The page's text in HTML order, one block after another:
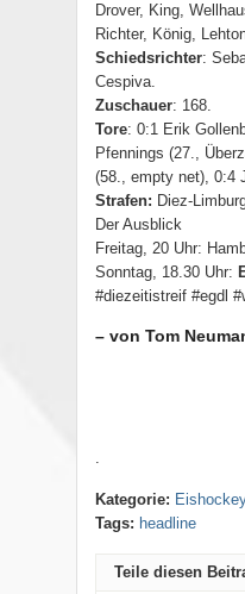
Drover, King,
Richter, König,
Schiedsrichter:
Cespiva.
Zuschauer: 168.
Tore: 0:1 Erik
Pfennings (27.,
(58., empty net), 0:4
Strafen: Diez-
Der Ausblick
Freitag, 20 Uhr:
Sonntag, 18.30 Uhr:
#diezeitistreif #egdl
– von Tom
.
Kategorie:
Tags: headline
Teile diesen